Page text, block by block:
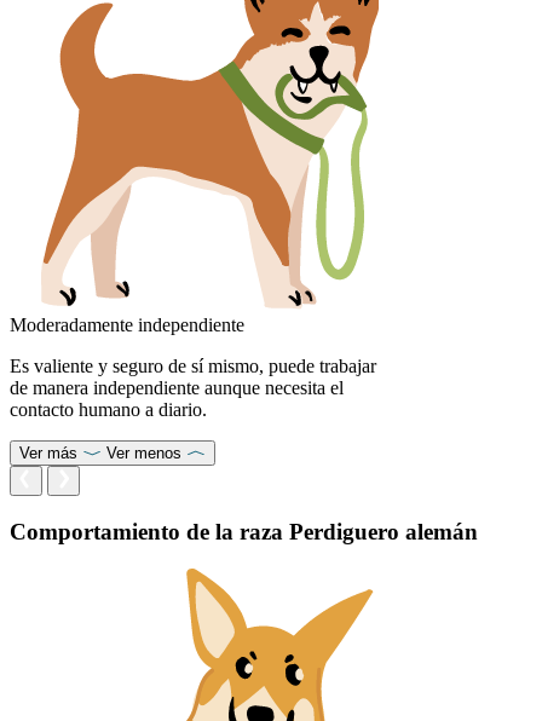
Moderadamente independiente
Es valiente y seguro de sí mismo, puede trabajar
de manera independiente aunque necesita el
contacto humano a diario.
Ver más Ver menos
Comportamiento de la raza Perdiguero alemán